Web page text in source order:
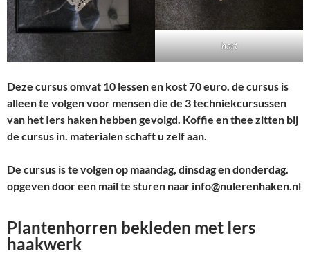
hart
Deze cursus omvat 10 lessen en kost 70 euro. de cursus is
alleen te volgen voor mensen die de 3 techniekcursussen
van het Iers haken hebben gevolgd. Koffie en thee zitten bij
de cursus in. materialen schaft u zelf aan.
De cursus is te volgen op maandag, dinsdag en donderdag.
opgeven door een mail te sturen naar info@nulerenhaken.nl
Plantenhorren bekleden met Iers
haakwerk